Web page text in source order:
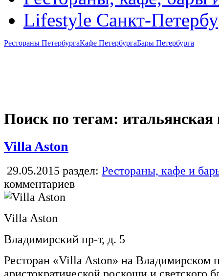
Lifestyle Санкт-
Рестораны ПетербургаКафе ПетербургаБары Петербурга
Поиск по тегам: итальянская
Villa Aston
29.05.2015 раздел: Рестораны, кафе и
комментариев
Villa Aston
Владимирский пр-т, д. 5
Ресторан «Villa Aston» на Владимирском
аристократической роскоши и светского